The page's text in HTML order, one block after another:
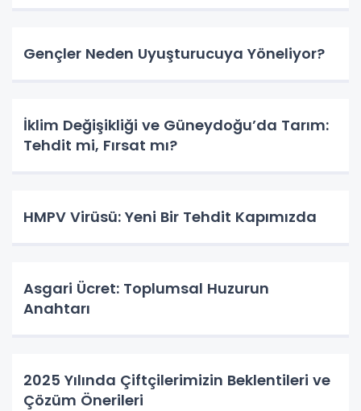
Gençler Neden Uyuşturucuya Yöneliyor?
İklim Değişikliği ve Güneydoğu’da Tarım:
Tehdit mi, Fırsat mı?
HMPV Virüsü: Yeni Bir Tehdit Kapımızda
Asgari Ücret: Toplumsal Huzurun
Anahtarı
2025 Yılında Çiftçilerimizin Beklentileri ve
Çözüm Önerileri